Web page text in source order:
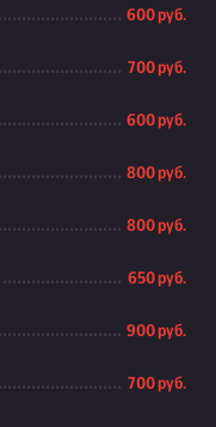
600 руб.
700 руб.
600 руб.
800 руб.
800 руб.
650 руб.
900 руб.
700 руб.